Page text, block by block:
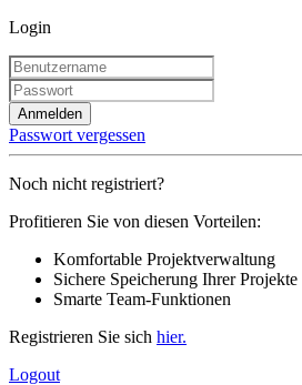
Login
Anmelden
Passwort vergessen
Noch nicht registriert?
Profitieren Sie von diesen Vorteilen:
Komfortable Projektverwaltung
Sichere Speicherung Ihrer Projekte
Smarte Team-Funktionen
Registrieren Sie sich hier.
Logout